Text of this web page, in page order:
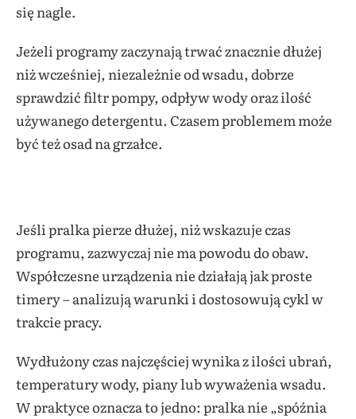
się nagle.
Jeżeli programy zaczynają trwać znacznie dłużej
niż wcześniej, niezależnie od wsadu, dobrze
sprawdzić filtr pompy, odpływ wody oraz ilość
używanego detergentu. Czasem problemem może
być też osad na grzałce.
Jeśli pralka pierze dłużej, niż wskazuje czas
programu, zazwyczaj nie ma powodu do obaw.
Współczesne urządzenia nie działają jak proste
timery – analizują warunki i dostosowują cykl w
trakcie pracy.
Wydłużony czas najczęściej wynika z ilości ubrań,
temperatury wody, piany lub wyważenia wsadu.
W praktyce oznacza to jedno: pralka nie „spóźnia